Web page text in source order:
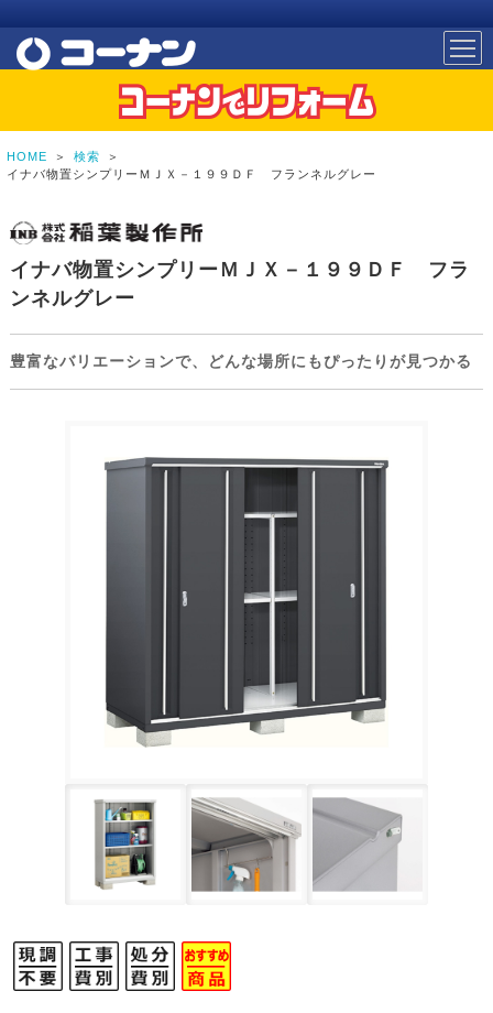
HOME ＞ 検索
＞
イナバ物置シンプリーＭＪＸ－１９９ＤＦ フランネルグレー
イナバ物置シンプリーＭＪＸ－１９９ＤＦ フラ
ンネルグレー
豊富なバリエーションで、どんな場所にもぴったりが見つかる